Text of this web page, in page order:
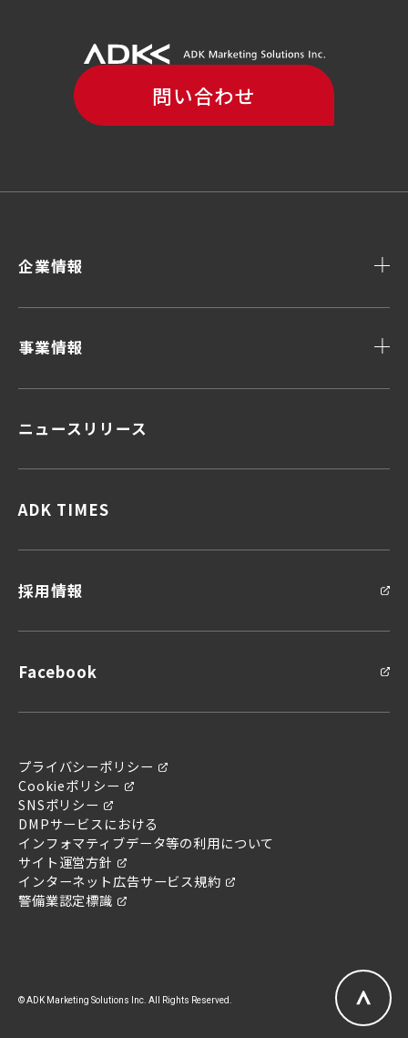
問い合わせ
問い合わせ
企業情報
事業情報
顧客データ＆インサイト
企画力・クリエイティビティ
ニュースリリース
ADK TIMES
採用情報
Facebook
プライバシーポリシー
Cookieポリシー
SNSポリシー
DMPサービスにおける
インフォマティブデータ等の利用について
サイト運営方針
インターネット広告サービス規約
警備業認定標識
© ADK Marketing Solutions Inc. All Rights Reserved.